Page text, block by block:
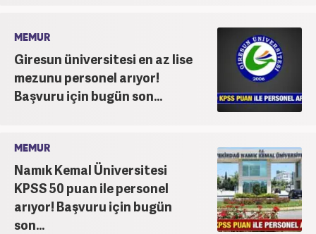
MEMUR
Giresun üniversitesi en az lise
mezunu personel arıyor!
Başvuru için bugün son...
MEMUR
Namık Kemal Üniversitesi
KPSS 50 puan ile personel
arıyor! Başvuru için bugün
son...